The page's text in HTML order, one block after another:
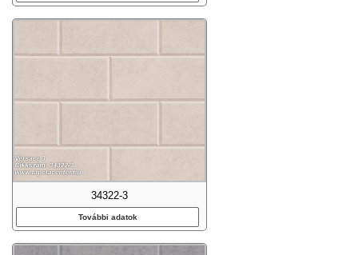
34322-3
További adatok